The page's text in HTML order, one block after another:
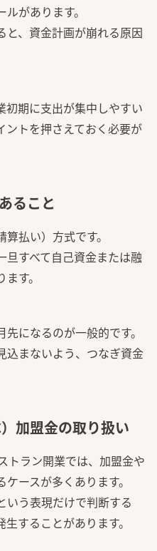
があります。
と、資金計画が崩れる原因
初期に支出が集中しやすい
ントを押さえておく必要が
ること
払い）方式です。
すべて自己資金または融
す。
になるのが一般的です。
込まないよう、つなぎ資金
加盟金の取り扱い
トラン開業では、加盟金や
ースが多くあります。
いう表現だけで判断する
することがあります。